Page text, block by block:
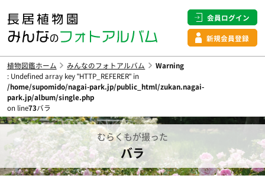
会員ログイン
新規会員登録
植物図鑑ホーム みんなのフォトアルバム
Warning
: Undefined array key "HTTP_REFERER" in
/home/supomido/nagai-park.jp/public_html/zukan.nagai-
park.jp/album/single.php
on line73バラ
むらくもが撮った
バラ